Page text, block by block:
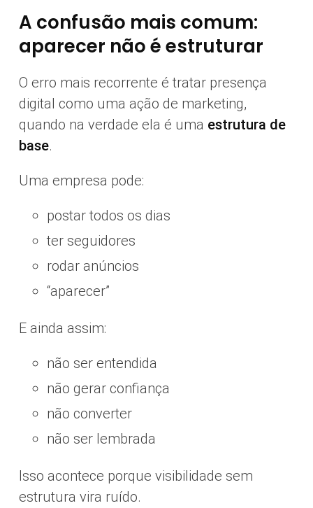
A confusão mais comum:
aparecer não é estruturar
O erro mais recorrente é tratar presença
digital como uma ação de marketing,
quando na verdade ela é uma estrutura de
base.
Uma empresa pode:
postar todos os dias
ter seguidores
rodar anúncios
“aparecer”
E ainda assim:
não ser entendida
não gerar confiança
não converter
não ser lembrada
Isso acontece porque visibilidade sem
estrutura vira ruído.